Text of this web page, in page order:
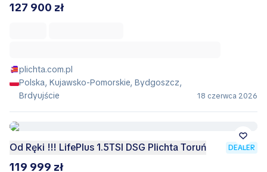
127 900 zł
plichta.com.pl
Polska, Kujawsko-Pomorskie, Bydgoszcz,
Brdyujście
18 czerwca 2026
Od Ręki !!! LifePlus 1.5TSI DSG Plichta Toruń DEALER
119 999 zł